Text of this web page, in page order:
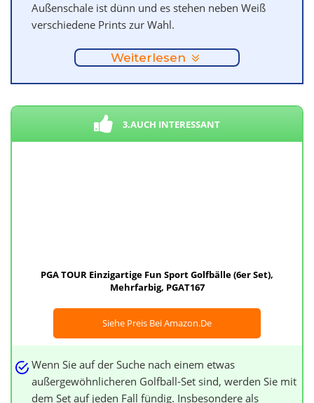
Außenschale ist dünn und es stehen neben Weiß
verschiedene Prints zur Wahl.
Weiterlesen
3.AUCH INTERESSANT
PGA TOUR Einzigartige Fun Sport Golfbälle (6er Set),
Mehrfarbig, PGAT167
Siehe Preis Bei Amazon.de
Wenn Sie auf der Suche nach einem etwas
außergewöhnlicheren Golfball-Set sind, werden Sie mit
dem Set auf jeden Fall fündig. Insbesondere als